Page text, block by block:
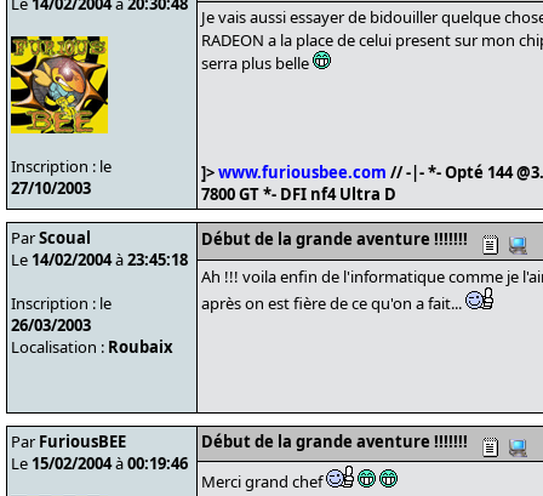
Inscription : le
27/10/2003
Je vais aussi essayer de bidouiller quelque
RADEON a la place de celui present sur mon
serra plus belle
]>www.furiousbee.com // -|- *- Opté 144
7800 GT *- DFI nf4 Ultra D
ParScoual
Le 14/02/2004à23:45:18
Inscription : le
26/03/2003
Localisation : Roubaix
Début de la grande aventure !!!!!!!
Ah !!! voila enfin de l'informatique comme je
après on est fière de ce qu'on a fait...
Par FuriousBEE
Le 15/02/2004à00:19:46
Début de la grande aventure !!!!!!!
Merci grand chef